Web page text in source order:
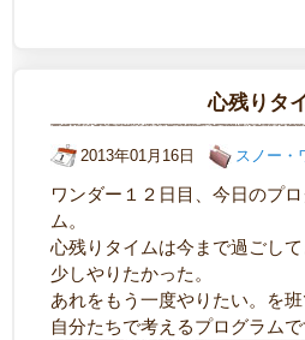
心残りタ
2013年01月16日 スノー・
ワンダー１２日目、今日のプ
ム。
心残りタイムは今まで過ごし
少しやりたかった。
あれをもう一度やりたい。を
自分たちで考えるプログラムで